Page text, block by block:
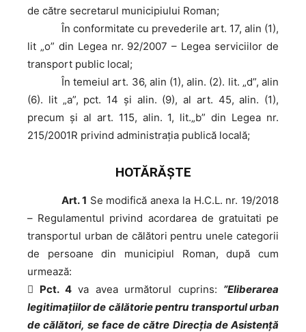
de către secretarul municipiului Roman;
În conformitate cu prevederile art. 17, alin (1),
lit „o” din Legea nr. 92/2007 – Legea serviciilor de
transport public local;
În temeiul art. 36, alin (1), alin. (2). lit. „d”, alin
(6). lit „a”, pct. 14 și alin. (9), al art. 45, alin. (1),
precum și al art. 115, alin. 1, lit.„b” din Legea nr.
215/2001R privind administraţia publică locală;
HOTĂRĂŞTE
Art. 1 Se modifică anexa la H.C.L. nr. 19/2018
– Regulamentul privind acordarea de gratuitati pe
transportul urban de călători pentru unele categorii
de persoane din municipiul Roman, după cum
urmează:
 Pct. 4va avea următorul cuprins: ”Eliberarea
legitimațiilor de călătorie pentru transportul urban
de călători, se face de către Direcţia de Asistenţă